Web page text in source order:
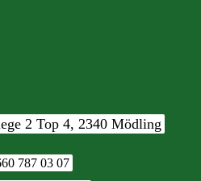
2 Top 4, 2340 Mödling
787 03 07